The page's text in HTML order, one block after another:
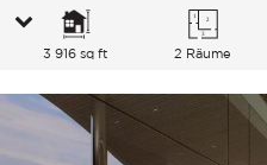
3 916 sq ft 2 Räume